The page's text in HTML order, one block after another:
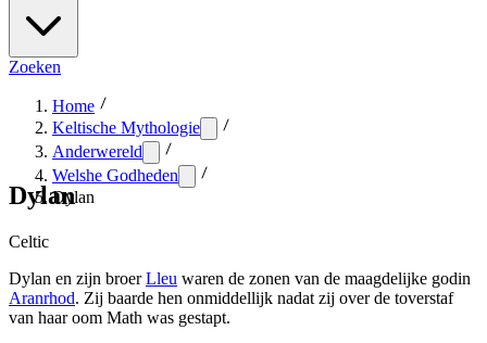
Zoeken
Home
Keltische Mythologie
Anderwereld
Welshe Godheden
Dylan
Dylan
Celtic
Dylan en zijn broerLleu waren de zonen van de maagdelijke godin
Aranrhod. Zij baarde hen onmiddellijk nadat zij over de toverstaf
van haar oom Math was gestapt.